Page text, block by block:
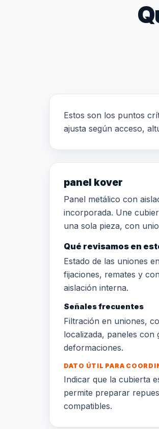
Estos son los puntos
ajusta según acceso,
panel kover
Panel metálico con
incorporada. Une
una sola pieza, con
Qué revisamos en
Estado de las uniones
fijaciones, remates y
aislación interna.
Señales frecuentes
Filtración en uniones,
localizada, paneles con
deformaciones.
DATO ÚTIL PARA
Indicar que la cubierta
permite preparar
compatibles.